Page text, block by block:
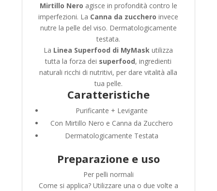
Mirtillo Nero agisce in profondità contro le
imperfezioni. La Canna da zucchero invece
nutre la pelle del viso. Dermatologicamente
testata.
La Linea Superfood di MyMask utilizza
tutta la forza dei superfood, ingredienti
naturali ricchi di nutritivi, per dare vitalità alla
tua pelle.
Caratteristiche
Purificante + Levigante
Con Mirtillo Nero e Canna da Zucchero
Dermatologicamente Testata
Preparazione e uso
Per pelli normali
Come si applica? Utilizzare una o due volte a